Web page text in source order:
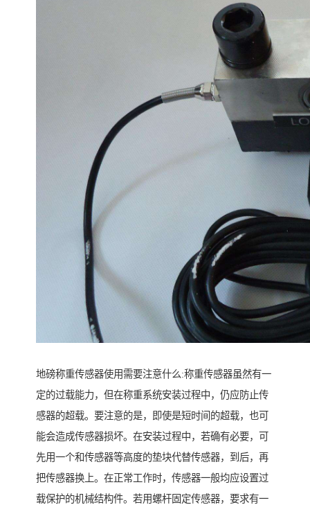
地磅称重传感器使用需要注意什么:称重传感器虽然有一
定的过载能力，但在称重系统安装过程中，仍应防止传
感器的超载。要注意的是，即使是短时间的超载，也可
能会造成传感器损坏。在安装过程中，若确有必要，可
先用一个和传感器等高度的垫块代替传感器，到后，再
把传感器换上。在正常工作时，传感器一般均应设置过
载保护的机械结构件。若用螺杆固定传感器，要求有一